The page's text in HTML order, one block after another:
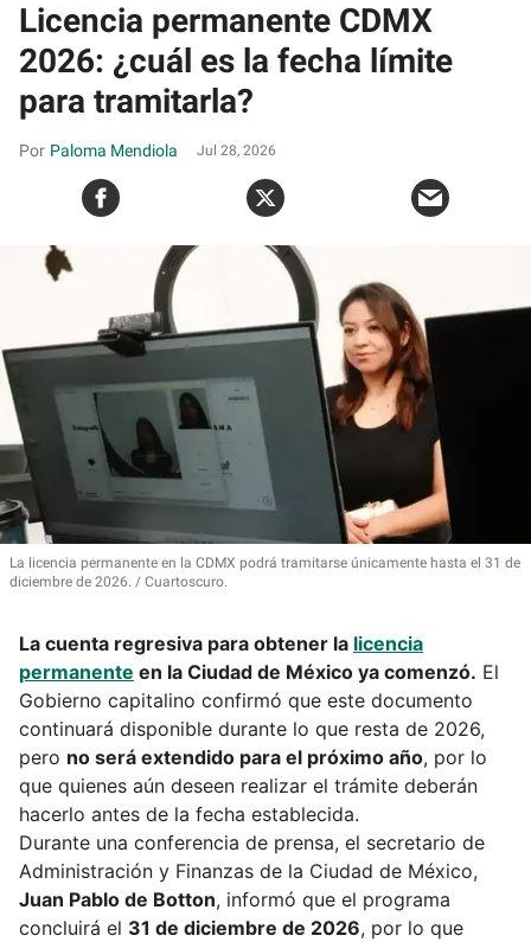
Licencia permanente CDMX
2026: ¿cuál es la fecha límite
para tramitarla?
Paloma Mendiola Jul 28, 2026
La licencia permanente en la CDMX podrá tramitarse únicamente hasta el 31 de
diciembre de 2026.
Cuartoscuro.
La cuenta regresiva para obtener la licencia
permanente en la Ciudad de México ya comenzó. El
Gobierno capitalino confirmó que este documento
continuará disponible durante lo que resta de 2026,
pero no será extendido para el próximo año, por lo
que quienes aún deseen realizar el trámite deberán
hacerlo antes de la fecha establecida.
Durante una conferencia de prensa, el secretario de
Administración y Finanzas de la Ciudad de México,
Juan Pablo de Botton, informó que el programa
concluirá el 31 de diciembre de 2026, por lo que